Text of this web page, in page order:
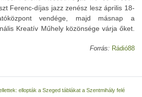
Ferenc-díjas jazz zenész lesz április 18-
vendége, majd másnap a
Kreatív Műhely közönsége várja őket.
Forrás: Rádió88
ellopták a Szeged táblákat a Szentmihály felé